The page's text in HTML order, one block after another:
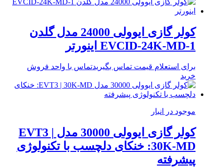
کولر گازی ایوولی 24000 مدل گلدن
EVCID-24K-MD-1 اینورتر
برای استعلام قیمت تماس بگیریدتماس با واحد فروش
خرید
موجود در انبار
کولر گازی ایوولی 30000 مدل EVT3 |
30K-MD: خنکای دلچسب با تکنولوژی
پیشرفته